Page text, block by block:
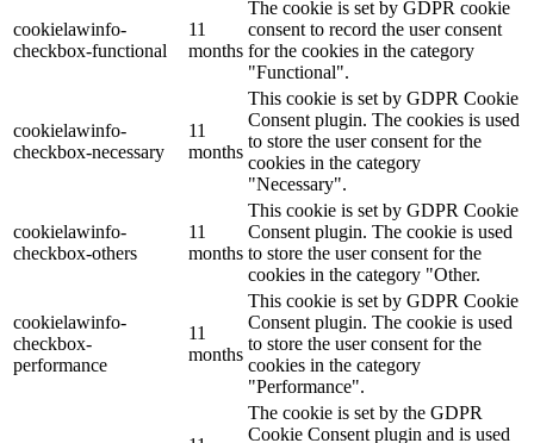
cookielawinfo-
checkbox-functional
11
months
The cookie is set by GDPR cookie
consent to record the user consent
for the cookies in the category
"Functional".
cookielawinfo-
checkbox-necessary
11
months
This cookie is set by GDPR Cookie
Consent plugin. The cookies is used
to store the user consent for the
cookies in the category
"Necessary".
cookielawinfo-
checkbox-others
11
months
This cookie is set by GDPR Cookie
Consent plugin. The cookie is used
to store the user consent for the
cookies in the category "Other.
cookielawinfo-
checkbox-
performance
11
months
This cookie is set by GDPR Cookie
Consent plugin. The cookie is used
to store the user consent for the
cookies in the category
"Performance".
The cookie is set by the GDPR
Cookie Consent plugin and is used